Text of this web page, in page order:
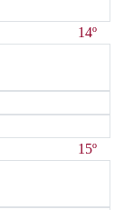
14º
15º